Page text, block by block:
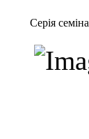
Cерія